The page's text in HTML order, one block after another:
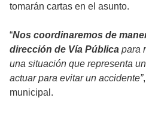
tomarán cartas en el asunto.
“Nos coordinaremos de
dirección de Vía Pública para
una situación que representa
actuar para evitar un accidente”
municipal.